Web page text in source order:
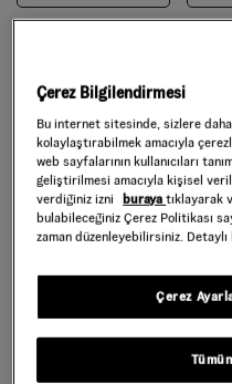
SADECE VANS.COM.TR'DE
Çerez Bilgilendirmesi
Bu internet sitesinde, sizlere
kolaylaştırabilmek amacıyla
web sayfalarının kullanıcıları
geliştirilmesi amacıyla kişisel
verdiğiniz izni
burayatıklayarak
bulabileceğiniz Çerez Politikası
zaman düzenleyebilirsiniz.
Çerez